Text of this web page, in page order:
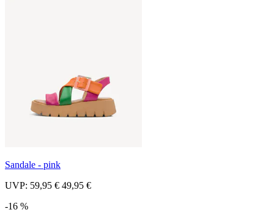
Sandale - pink
UVP: 59,95 € 49,95 €
-16 %